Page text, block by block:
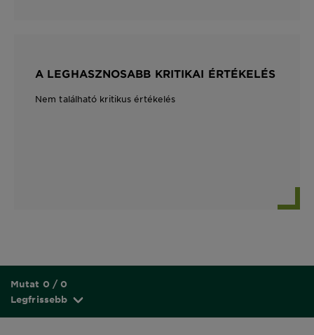
A LEGHASZNOSABB KRITIKAI ÉRTÉKELÉS
Nem található kritikus értékelés
Mutat 0 / 0
Legfrissebb